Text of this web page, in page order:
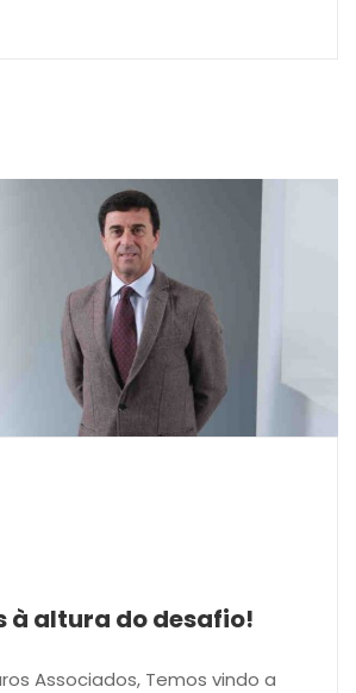
à altura do desafio!
Associados, Temos vindo a